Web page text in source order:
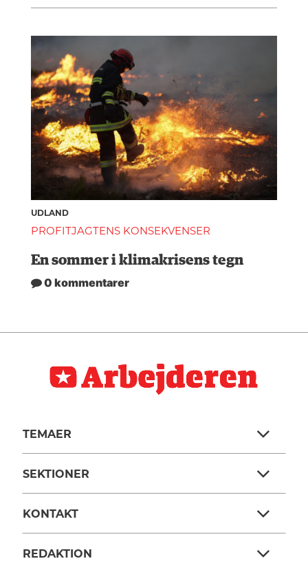
UDLAND
PROFITJAGTENS KONSEKVENSER
En sommer i klimakrisens tegn
0 kommentarer
TEMAER
SEKTIONER
KONTAKT
REDAKTION